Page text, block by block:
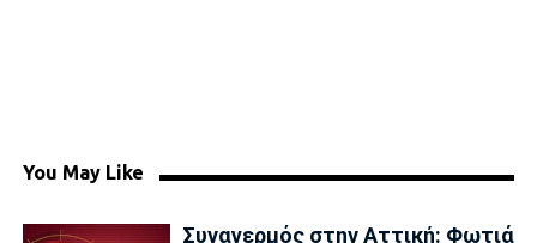
You May Like
Συναγερμός στην Αττική: Φωτιά